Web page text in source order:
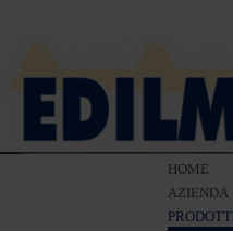
HOME
AZIENDA